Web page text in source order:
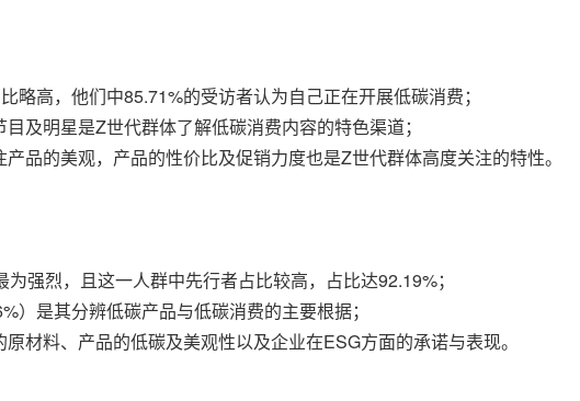
略高，他们中85.71%的受访者认为自己正在开展低碳消费；
及明星是Z世代群体了解低碳消费内容的特色渠道；
品的美观，产品的性价比及促销力度也是Z世代群体高度关注的特性。
强烈，且这一人群中先行者占比较高，占比达92.19%；
）是其分辨低碳产品与低碳消费的主要根据；
材料、产品的低碳及美观性以及企业在ESG方面的承诺与表现。